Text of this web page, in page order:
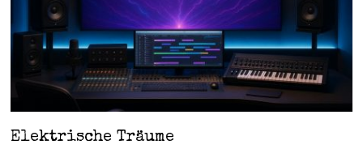
Elektrische Träume